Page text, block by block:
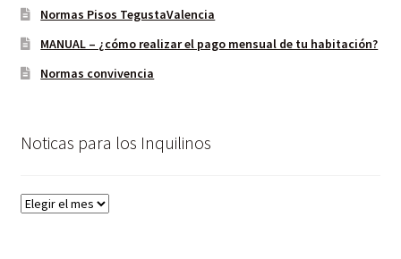
Normas Pisos TegustaValencia
MANUAL – ¿cómo realizar el pago mensual de tu habitación?
Normas convivencia
Noticas para los Inquilinos